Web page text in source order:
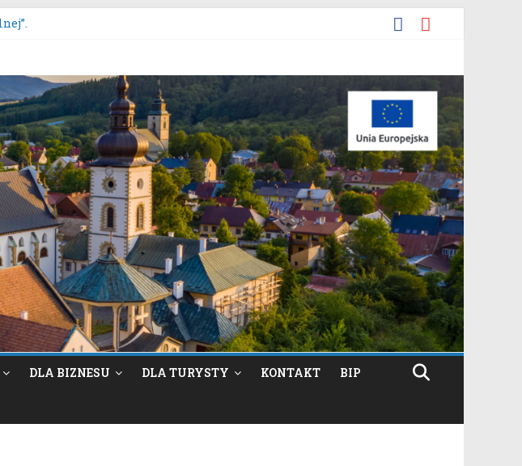
planu zagospodarowania przestrzennego Mostki”.
DLA BIZNESU DLA TURYSTY KONTAKT BIP